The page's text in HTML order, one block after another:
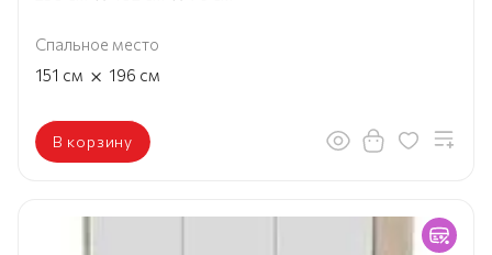
Спальное место
151 см × 196 см
В корзину